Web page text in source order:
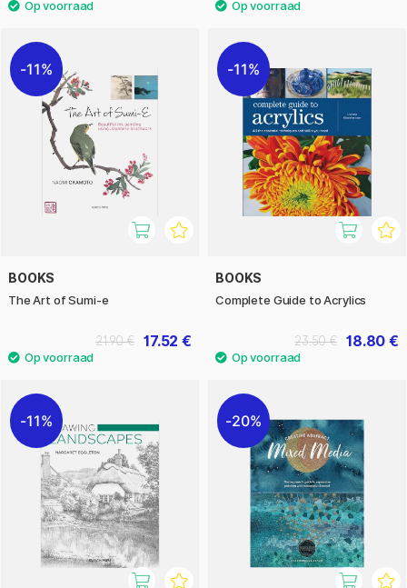
11%
BOOKS
The Art of Sumi-e
17.52 €
21.90 €
11%
BOOKS
Complete Guide to Acrylics
18.80 €
23.50 €
11% 20%